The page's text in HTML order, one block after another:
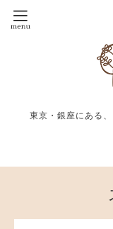
東京・銀座にある